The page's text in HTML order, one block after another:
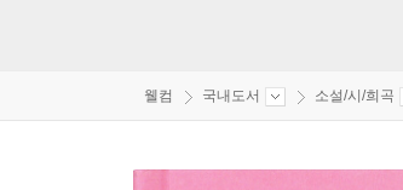
웰컴 국내도서 소설/시/희곡